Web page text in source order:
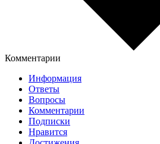
Комментарии
Информация
Ответы
Вопросы
Комментарии
Подписки
Нравится